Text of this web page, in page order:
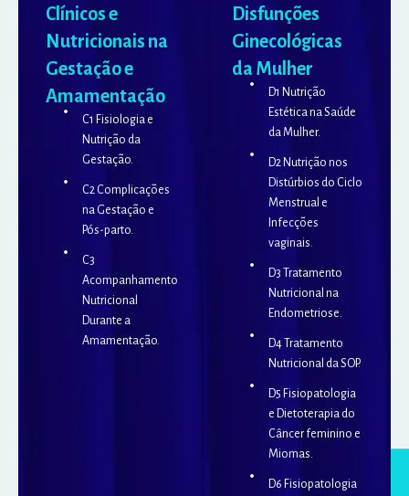
Clínicos e
Nutricionais na
Gestação e
Amamentação
C1 Fisiologia e
Nutrição da
Gestação.
C2 Complicações
na Gestação e
Pós-parto.
C3
Acompanhamento
Nutricional
Durante a
Amamentação.
Disfunções
Ginecológicas
da Mulher
D1 Nutrição
Estética na Saúde
da Mulher.
D2 Nutrição nos
Distúrbios do Ciclo
Menstrual e
Infecções
vaginais.
D3 Tratamento
Nutricional na
Endometriose.
D4 Tratamento
Nutricional da SOP.
D5 Fisiopatologia
e Dietoterapia do
Câncer feminino e
Miomas.
D6 Fisiopatologia